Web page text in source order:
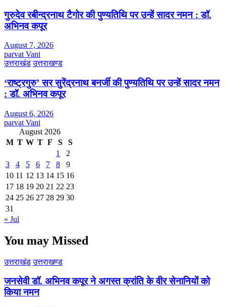
गुरुदेव रबीन्द्रनाथ टैगोर की पुण्यतिथि पर उन्हें सादर नमन : डॉ.
अभिनव कपूर
August 7, 2026
parvat Vani
उत्तराखंड उत्तराखण्ड
‘राष्ट्रगुरु’ सर सुरेंद्रनाथ बनर्जी की पुण्यतिथि पर उन्हें सादर नमन
: डॉ. अभिनव कपूर
August 6, 2026
parvat Vani
August 2026
M T W T F S
S
1
2
3
4 5 6 7 8
9
10 11 12 13 14 15 16
17 18 19 20 21 22 23
24 25 26 27 28 29 30
31
« Jul
You may Missed
उत्तराखंड उत्तराखण्ड
जनसेवी डॉ. अभिनव कपूर ने अगस्त क्रांति के वीर सेनानियों को
किया नमन